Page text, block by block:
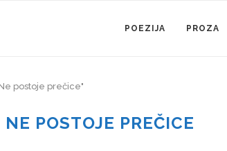
POEZIJA PROZA
postoje prečice"
NE POSTOJE PREČICE